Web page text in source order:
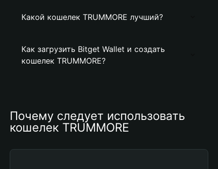
Какой кошелек TRUMMORE лучший?
Как загрузить Bitget Wallet и создать
кошелек TRUMMORE?
Почему следует использовать
кошелек TRUMMORE